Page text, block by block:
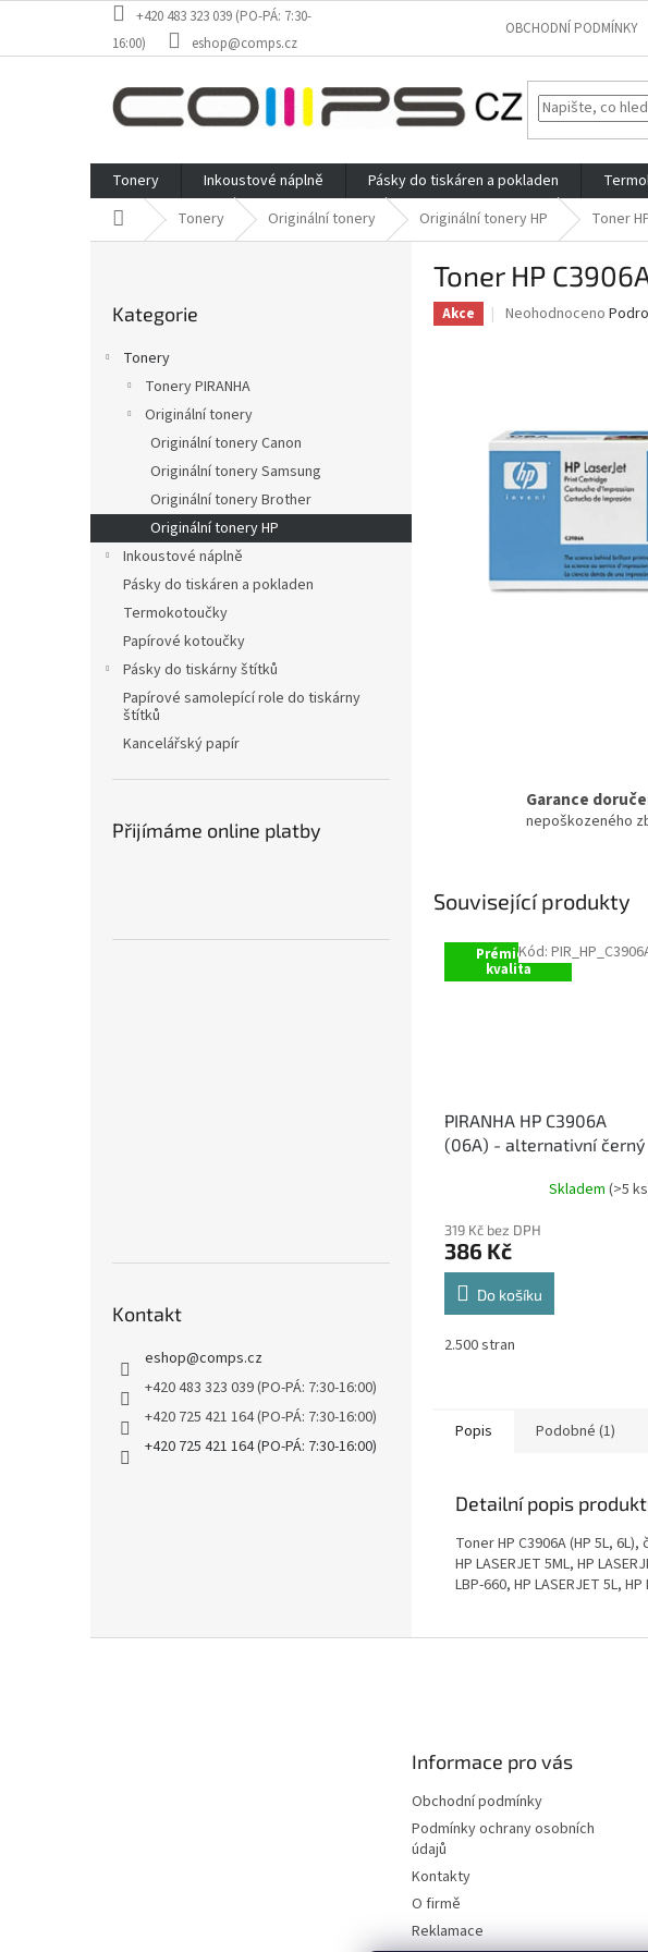
obsah
+420 483 323 039 (PO-PÁ: 7:30-
16:00)
eshop@comps.cz
OBCHODNÍ PODMÍNKY
Tonery Inkoustové náplně Pásky do tiskáren a pokladen
Domů Tonery Originální tonery Originální tonery HP Toner
n
e
kategorie
Kategorie
Tonery
Tonery PIRANHA
Originální tonery
Originální tonery Canon
Originální tonery Samsung
Originální tonery Brother
Originální tonery HP
Inkoustové náplně
Pásky do tiskáren a pokladen
Termokotoučky
Papírové kotoučky
Pásky do tiskárny štítků
Papírové samolepící role do tiskárny
štítků
Kancelářský papír
Přijímáme online platby
Kontakt
eshop@comps.cz
+420 483 323 039 (PO-PÁ: 7:30-16:00)
+420 725 421 164 (PO-PÁ: 7:30-16:00)
+420 725 421 164 (PO-PÁ: 7:30-16:00)
Toner HP
Akce
Průměrné
5
hvězdiček.
Neohodnoceno
Garance
nepoškozeného
Související produkty
Prémiová
kvalita
PIRANHA HP C3906A
(06A) - alternativní černý
Skladem (>5
319 Kč bez DPH
386 Kč
Do košíku
2.500 stran
Kód:
Popis Podobné (1)
Detailní popis
Toner HP C3906A (HP 5L,
HP LASERJET 5ML, HP
LBP-660, HP LASERJET 5L, HP
Informace pro vás
Obchodní podmínky
Podmínky ochrany osobních
údajů
Kontakty
O firmě
Reklamace